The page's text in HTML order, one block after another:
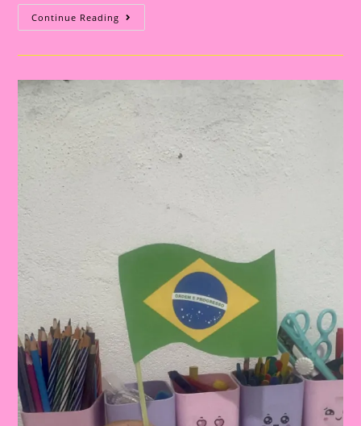
Continue Reading ATIVIDADE
PARA
DIA
PRONTA
PARA
IMPRIMIR
TRABALHAR
COM
AS
CRIANÇAS